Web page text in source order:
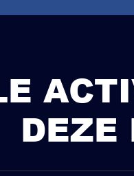
DEZE